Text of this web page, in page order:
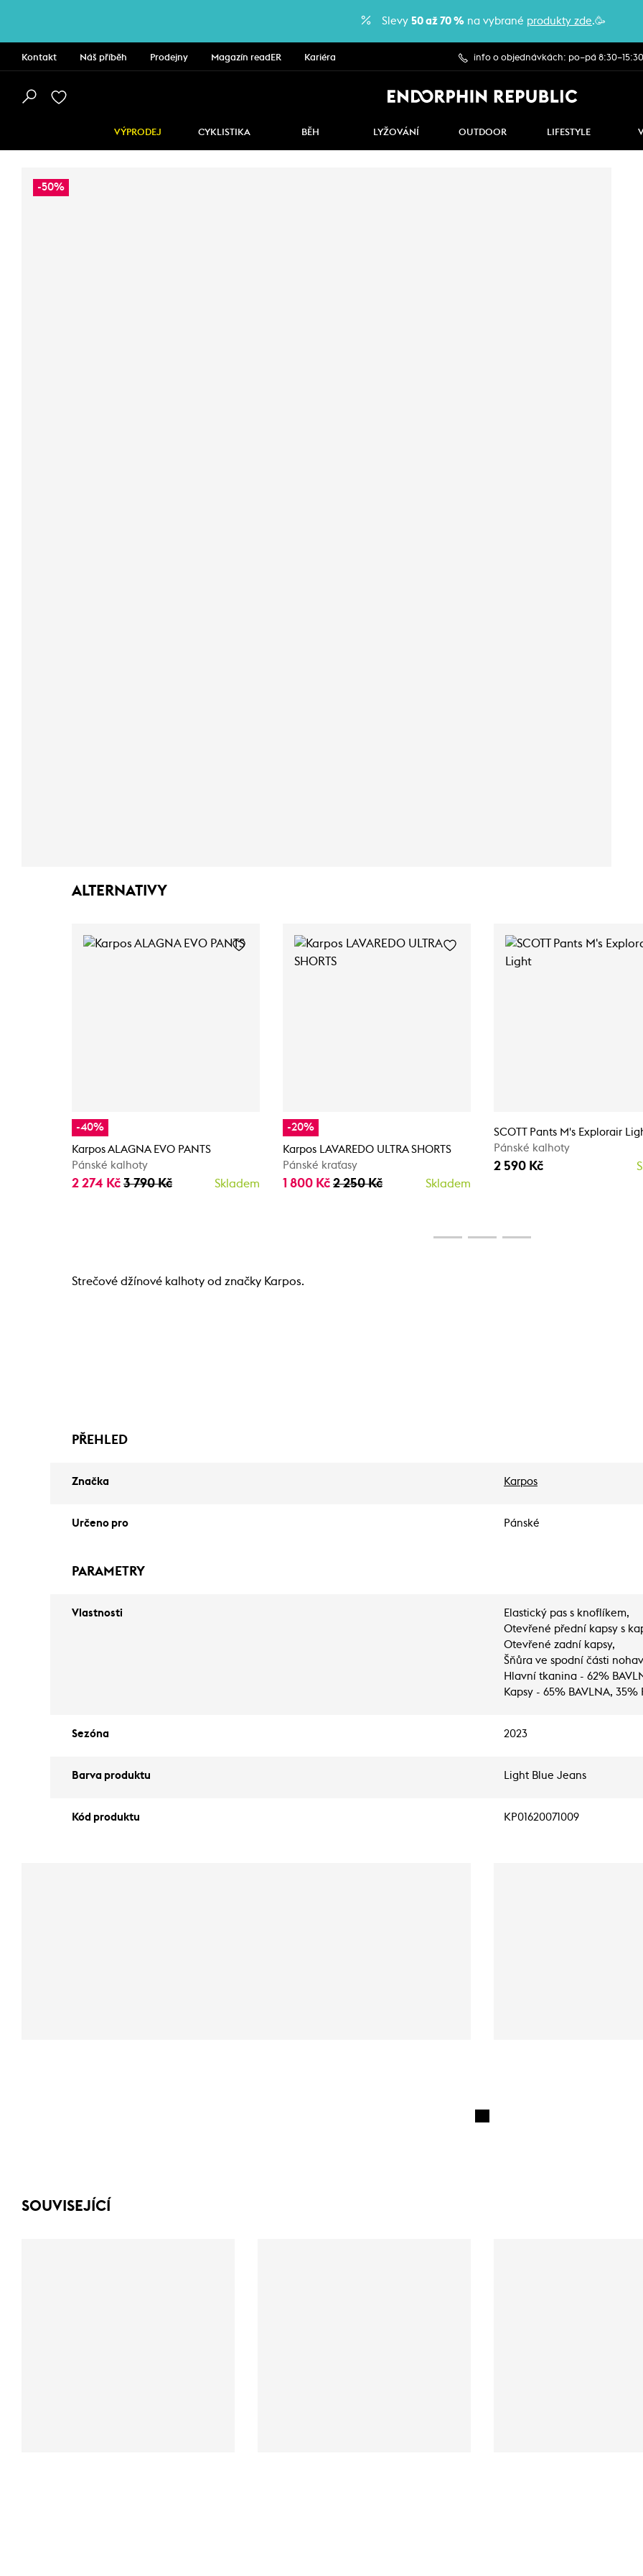
Slevy 50 až 70 % na vybrané produkty zde.🥳
Kontakt Náš příběh Prodejny Magazín readER Kariéra info o objednávkách: po–pá 8:30–15:30
VÝPRODEJ CYKLISTIKA BĚH LYŽOVÁNÍ OUTDOOR LIFESTYLE
-50%
ALTERNATIVY
-40%
Karpos ALAGNA EVO PANTS
Pánské kalhoty
2 274 Kč 3 790 Kč Skladem
-20%
Karpos LAVAREDO ULTRA SHORTS
Pánské kraťasy
1 800 Kč 2 250 Kč Skladem
SCOTT Pants M's Explorair
Pánské kalhoty
2 590 Kč
Strečové džínové kalhoty od značky Karpos.
PŘEHLED
Značka Karpos
Určeno pro Pánské
PARAMETRY
Vlastnosti
Elastický pas s knoflíkem,
Otevřené přední kapsy s
Otevřené zadní kapsy,
Šňůra ve spodní části
Hlavní tkanina - 62%
Kapsy - 65% BAVLNA, 35%
Sezóna 2023
Barva produktu Light Blue Jeans
Kód produktu KP01620071009
SOUVISEJÍCÍ